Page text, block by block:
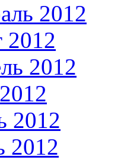
2012
2012
2012
2012